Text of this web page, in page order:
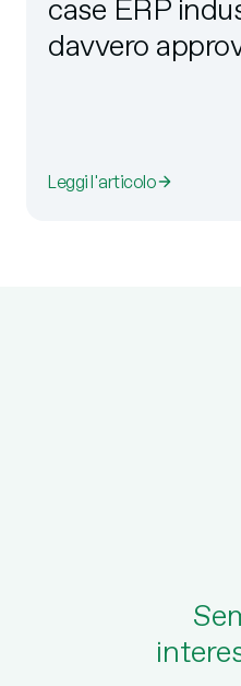
case ERP
davvero
Leggi l'articolo